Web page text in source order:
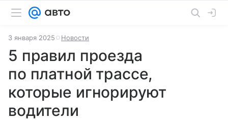
3 января 2025 Новости
5 правил проезда
по платной трассе,
которые игнорируют
водители